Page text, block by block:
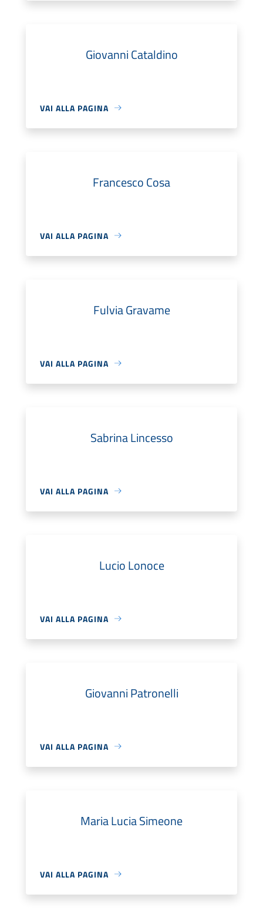
Giovanni Cataldino
VAI ALLA PAGINA
Francesco Cosa
VAI ALLA PAGINA
Fulvia Gravame
VAI ALLA PAGINA
Sabrina Lincesso
VAI ALLA PAGINA
Lucio Lonoce
VAI ALLA PAGINA
Giovanni Patronelli
VAI ALLA PAGINA
Maria Lucia Simeone
VAI ALLA PAGINA